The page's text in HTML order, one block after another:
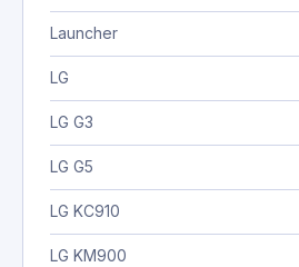
Launcher
LG
LG G3
LG G5
LG KC910
LG KM900